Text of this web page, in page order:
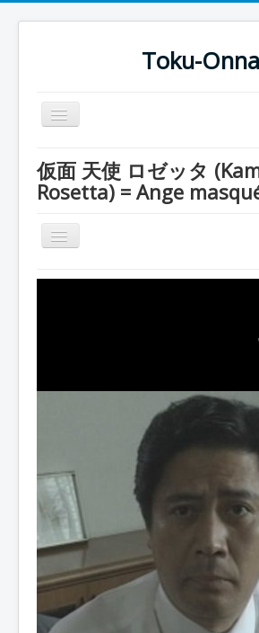
Toku-Onna
Basculer
la
Accueil
Toku-Actrices
Toku-Critiques
Séries
Films
仮面 天使 ロゼッタ
Rosetta) = Ange
Basculer
la
Série
Environnement
Épisodes
Chronologie